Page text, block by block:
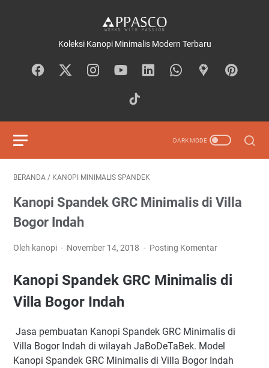
Koleksi Kanopi Minimalis Modern Terbaru
BERANDA / KANOPI MINIMALIS SPANDEK
Kanopi Spandek GRC Minimalis di Villa
Bogor Indah
Oleh kanopi November 14, 2018 Posting Komentar
Kanopi Spandek GRC Minimalis di
Villa Bogor Indah
Jasa pembuatan Kanopi Spandek GRC Minimalis di
Villa Bogor Indah di wilayah JaBoDeTaBek. Model
Kanopi Spandek GRC Minimalis di Villa Bogor Indah